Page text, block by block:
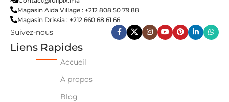
Magasin Aida Village : +212 808 50 79 88
Magasin Drissia : +212 660 68 61 66
Suivez-nous
Liens Rapides
Accueil
À propos
Blog